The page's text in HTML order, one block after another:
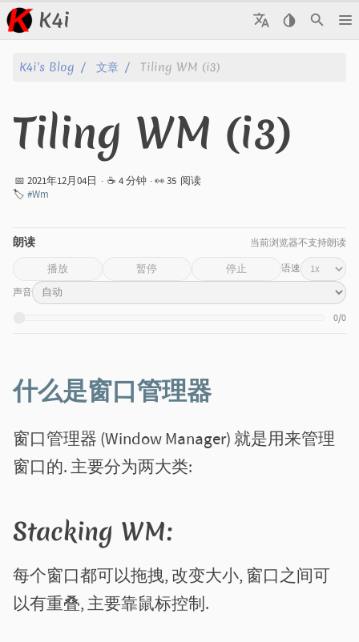
K4i
文章
关于
标签
K4i's Blog 文章 Tiling WM (i3)
Tiling WM (i3)
📅 2021年12月04日 · ☕ 4 分钟 · 👀 35 阅读
🏷️ #Wm
朗读 当前浏览器不支持朗读
播放 暂停 停止
语速
声音
0/0
什么是窗口管理器
窗口管理器 (Window Manager) 就是用来管理
窗口的. 主要分为两大类:
Stacking WM:
每个窗口都可以拖拽, 改变大小, 窗口之间可
以有重叠, 主要靠鼠标控制.